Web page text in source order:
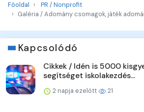
Főoldal
PR / Nonprofit
Galéria / Adomány csomagok, játék
Kapcsolódó
Cikkek / Idén is 5000
segítséget iskolakezdés...
2 napja ezelőtt 21